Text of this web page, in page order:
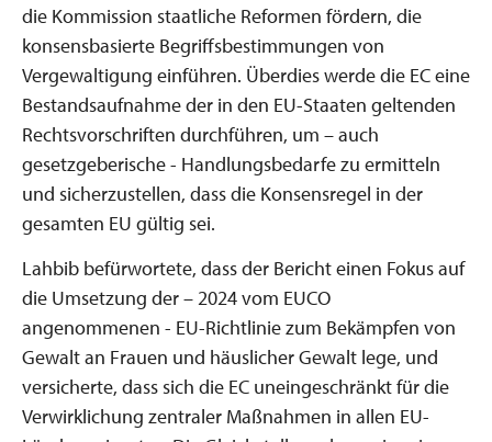
die Kommission staatliche Reformen fördern, die
konsensbasierte Begriffsbestimmungen von
Vergewaltigung einführen. Überdies werde die EC eine
Bestandsaufnahme der in den EU-Staaten geltenden
Rechtsvorschriften durchführen, um – auch
gesetzgeberische - Handlungsbedarfe zu ermitteln
und sicherzustellen, dass die Konsensregel in der
gesamten EU gültig sei.
Lahbib befürwortete, dass der Bericht einen Fokus auf
die Umsetzung der – 2024 vom EUCO
angenommenen - EU-Richtlinie zum Bekämpfen von
Gewalt an Frauen und häuslicher Gewalt lege, und
versicherte, dass sich die EC uneingeschränkt für die
Verwirklichung zentraler Maßnahmen in allen EU-